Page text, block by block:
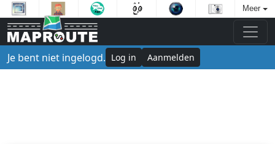
Meer
Je bent niet ingelogd. Log in Aanmelden